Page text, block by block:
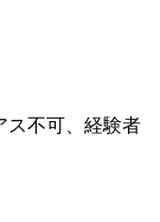
ス不可、経験者